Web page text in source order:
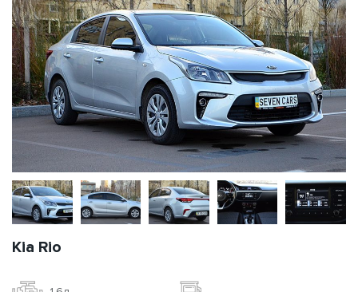
Kia Rio